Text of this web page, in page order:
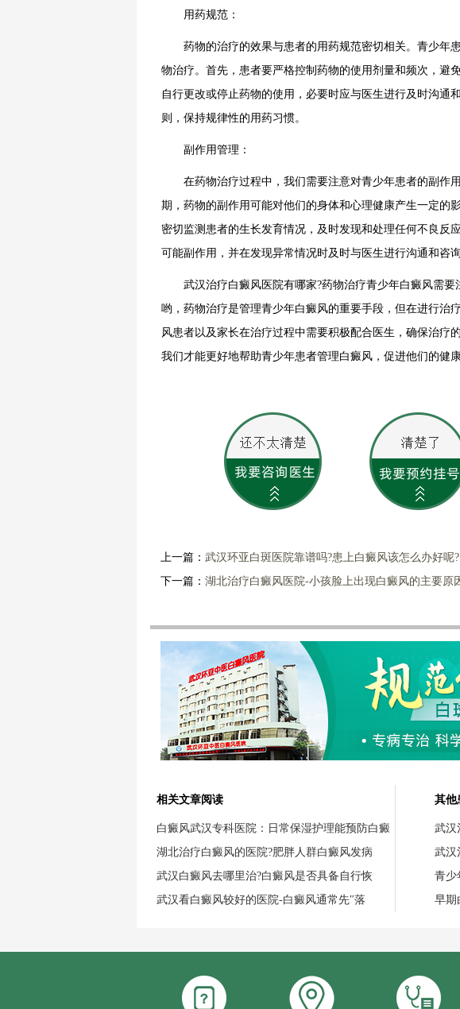
用药规范：
药物的治疗的效果与患者的用药规范密切相关。青少年
物治疗。首先，患者要严格控制药物的使用剂量和频次，避
自行更改或停止药物的使用，必要时应与医生进行及时沟通
则，保持规律性的用药习惯。
副作用管理：
在药物治疗过程中，我们需要注意对青少年患者的副作
期，药物的副作用可能对他们的身体和心理健康产生一定的
密切监测患者的生长发育情况，及时发现和处理任何不良反
可能副作用，并在发现异常情况时及时与医生进行沟通和咨询
武汉治疗白癜风医院有哪家?药物治疗青少年白癜风需要
哟，药物治疗是管理青少年白癜风的重要手段，但在进行治
风患者以及家长在治疗过程中需要积极配合医生，确保治疗
我们才能更好地帮助青少年患者管理白癜风，促进他们的健
上一篇： 武汉环亚白斑医院靠谱吗?患上白癜风该怎么办好呢?
下一篇： 湖北治疗白癜风医院-小孩脸上出现白癜风的主要原
相关文章阅读
白癜风武汉专科医院：日常保湿护理能预防白癜
湖北治疗白癜风的医院?肥胖人群白癜风发病
武汉白癜风去哪里治?白癜风是否具备自行恢
武汉看白癜风较好的医院-白癜风通常先"落
其他
武汉
武汉
青少
早期